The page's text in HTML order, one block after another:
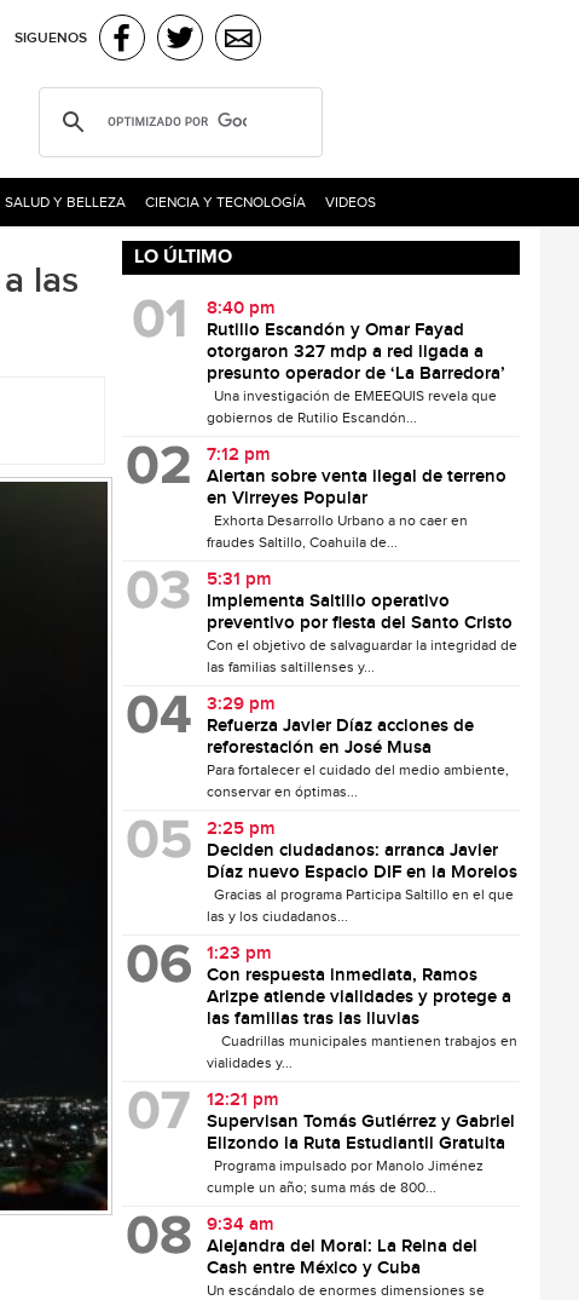
SIGUENOS
SALUD Y BELLEZA CIENCIA Y TECNOLOGÍA VIDEOS
las
LO ÚLTIMO
8:40 pm
Rutilio Escandón y Omar Fayad
otorgaron 327 mdp a red ligada a
presunto operador de ‘La Barredora’
Una investigación de EMEEQUIS revela que
gobiernos de Rutilio Escandón...
7:12 pm
Alertan sobre venta ilegal de terreno
en Virreyes Popular
Exhorta Desarrollo Urbano a no caer en
fraudes Saltillo, Coahuila de...
5:31 pm
Implementa Saltillo operativo
preventivo por fiesta del Santo Cristo
Con el objetivo de salvaguardar la integridad de
las familias saltillenses y...
3:29 pm
Refuerza Javier Díaz acciones de
reforestación en José Musa
Para fortalecer el cuidado del medio ambiente,
conservar en óptimas...
2:25 pm
Deciden ciudadanos: arranca Javier
Díaz nuevo Espacio DIF en la Morelos
Gracias al programa Participa Saltillo en el que
las y los ciudadanos...
1:23 pm
Con respuesta inmediata, Ramos
Arizpe atiende vialidades y protege a
las familias tras las lluvias
Cuadrillas municipales mantienen trabajos en
vialidades y...
12:21 pm
Supervisan Tomás Gutiérrez y Gabriel
Elizondo la Ruta Estudiantil Gratuita
Programa impulsado por Manolo Jiménez
cumple un año; suma más de 800...
9:34 am
Alejandra del Moral: La Reina del
Cash entre México y Cuba
Un escándalo de enormes dimensiones se